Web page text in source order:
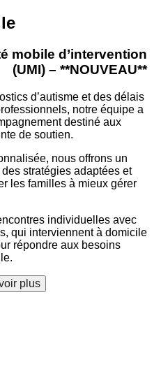
mobile d’intervention
(UMI) – **NOUVEAU**
d’autisme et des délais
notre équipe a
destiné aux
de soutien.
nous offrons un
stratégies adaptées et
les familles à mieux gérer
individuelles avec
qui interviennent à domicile
répondre aux besoins
plus